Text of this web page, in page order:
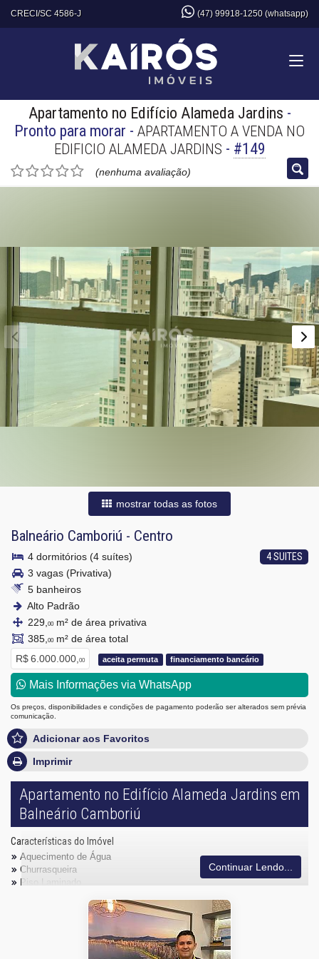
CRECI/SC 4586-J (47) 99918-1250 (whatsapp)
Apartamento no Edifício Alameda Jardins -
Pronto para morar - APARTAMENTO A VENDA NO
EDIFICIO ALAMEDA JARDINS - #149
(nenhuma avaliação)
mostrar todas as fotos
Balneário Camboriú - Centro
4 SUITES
4 dormitórios (4 suítes)
3 vagas (Privativa)
5 banheiros
Alto Padrão
229, 00m² de área privativa
385, 00m² de área total
R$ 6.000.000, 00 aceita permuta financiamento bancário
Mais Informações via WhatsApp
Os preços, disponibilidades e condições de pagamento poderão ser alterados sem prévia
comunicação.
Adicionar aos Favoritos
Imprimir
Apartamento no Edifício Alameda Jardins em
Balneário Camboriú
Características do Imóvel
Aquecimento de Água
Churrasqueira
Piso Laminado
Sacada com Churrasqueira
Cozinha Americana
Continuar Lendo...